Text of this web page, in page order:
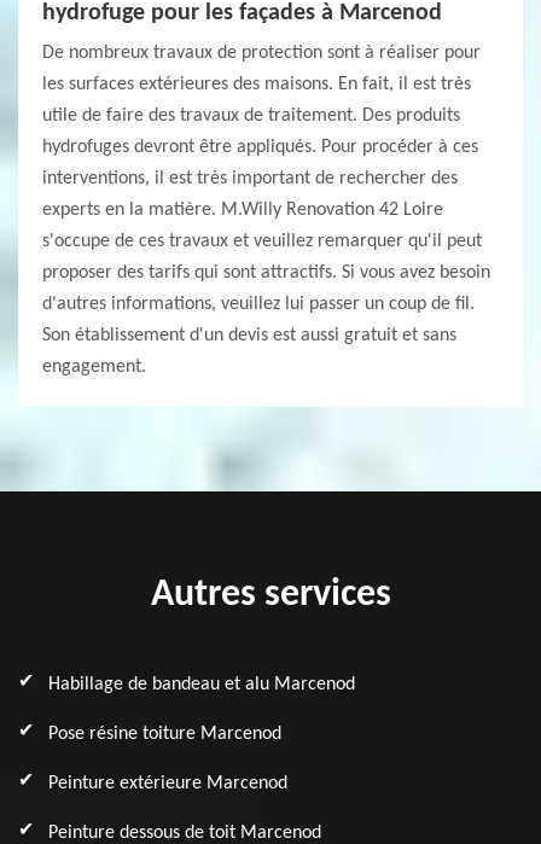
hydrofuge pour les façades à Marcenod
De nombreux travaux de protection sont à réaliser pour
les surfaces extérieures des maisons. En fait, il est très
utile de faire des travaux de traitement. Des produits
hydrofuges devront être appliqués. Pour procéder à ces
interventions, il est très important de rechercher des
experts en la matière. M.Willy Renovation 42 Loire
s'occupe de ces travaux et veuillez remarquer qu'il peut
proposer des tarifs qui sont attractifs. Si vous avez besoin
d'autres informations, veuillez lui passer un coup de fil.
Son établissement d'un devis est aussi gratuit et sans
engagement.
Autres services
Habillage de bandeau et alu Marcenod
Pose résine toiture Marcenod
Peinture extérieure Marcenod
Peinture dessous de toit Marcenod